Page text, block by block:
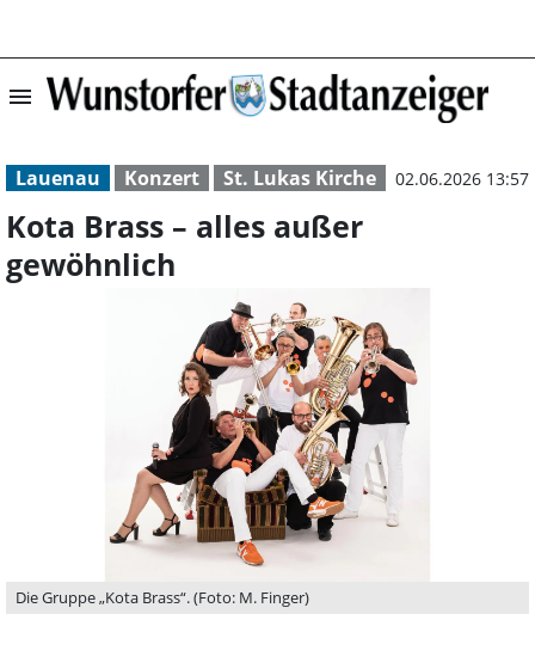
menu Kota Brass –
Lauenau Konzert St. Lukas Kirche 02.06.2026 13:57
Kota Brass – alles außer
gewöhnlich
Die Gruppe „Kota Brass“. (Foto: M. Finger)